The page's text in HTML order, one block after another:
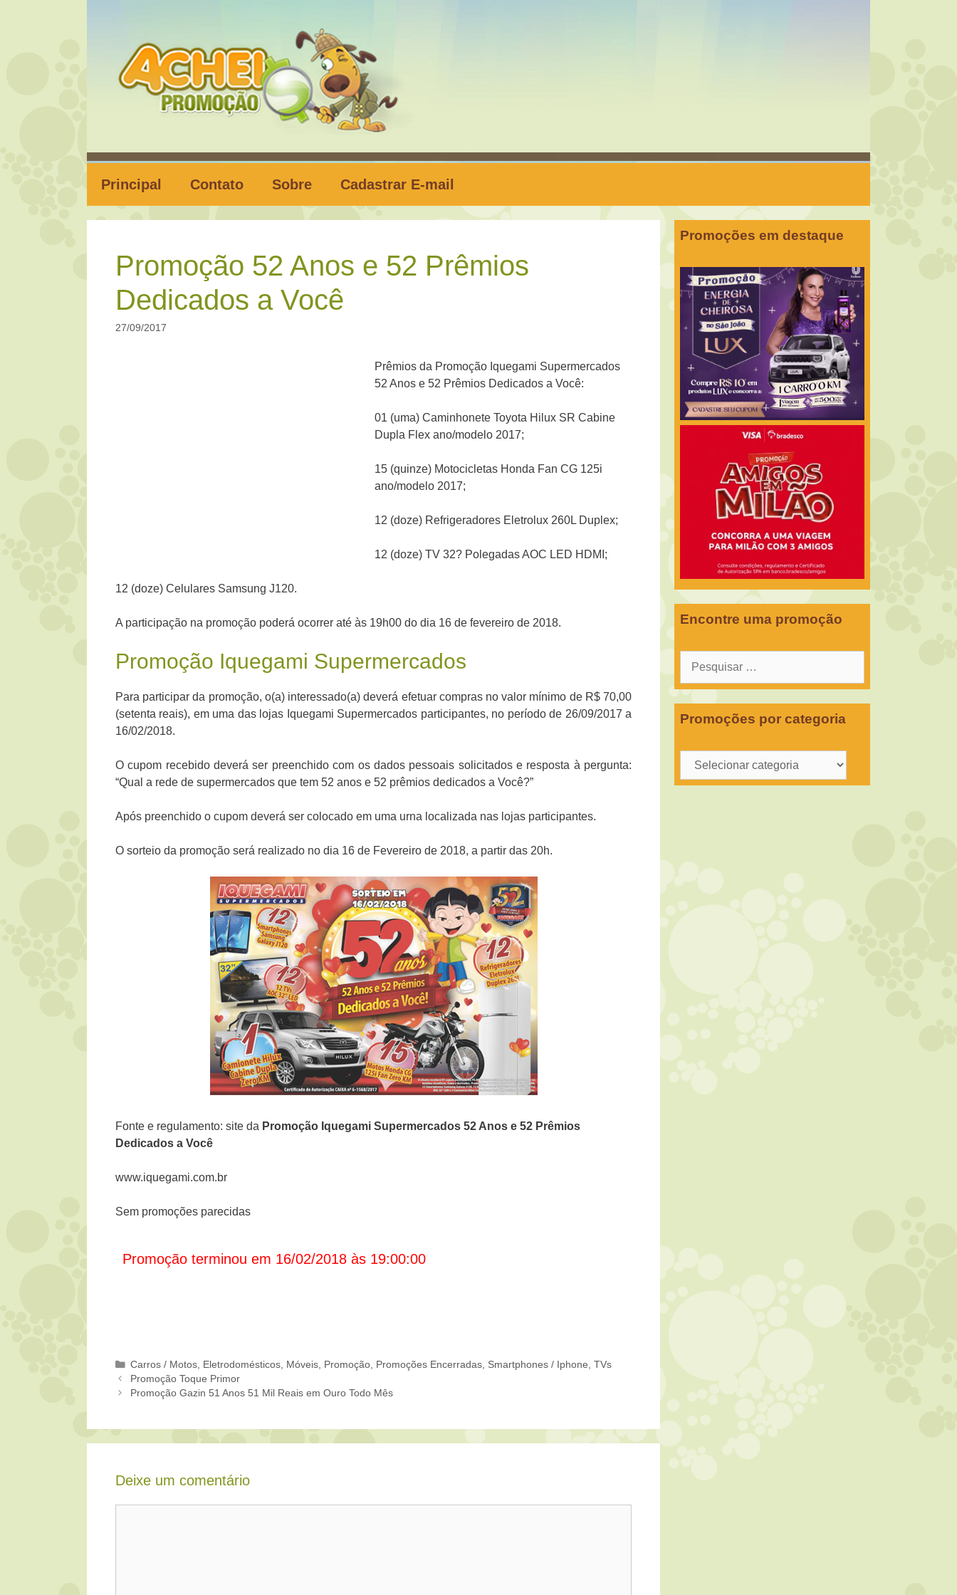
Principal Contato Sobre Cadastrar E-mail
Promoção 52 Anos e 52 Prêmios
Dedicados a Você
27/09/2017
Prêmios da Promoção Iquegami Supermercados
52 Anos e 52 Prêmios Dedicados a Você:
01 (uma) Caminhonete Toyota Hilux SR Cabine
Dupla Flex ano/modelo 2017;
15 (quinze) Motocicletas Honda Fan CG 125i
ano/modelo 2017;
12 (doze) Refrigeradores Eletrolux 260L Duplex;
12 (doze) TV 32? Polegadas AOC LED HDMI;
12 (doze) Celulares Samsung J120.
A participação na promoção poderá ocorrer até às 19h00 do dia 16 de fevereiro de 2018.
Promoção Iquegami Supermercados
Para participar da promoção, o(a) interessado(a) deverá efetuar compras no valor mínimo de R$ 70,00
(setenta reais), em uma das lojas Iquegami Supermercados participantes, no período de 26/09/2017 a
16/02/2018.
O cupom recebido deverá ser preenchido com os dados pessoais solicitados e resposta à pergunta:
“Qual a rede de supermercados que tem 52 anos e 52 prêmios dedicados a Você?”
Após preenchido o cupom deverá ser colocado em uma urna localizada nas lojas participantes.
O sorteio da promoção será realizado no dia 16 de Fevereiro de 2018, a partir das 20h.
Fonte e regulamento: site da Promoção Iquegami Supermercados 52 Anos e 52 Prêmios
Dedicados a Você
www.iquegami.com.br
Sem promoções parecidas
Promoção terminou em 16/02/2018 às 19:00:00
Categorias
Carros / Motos Eletrodomésticos, Móveis Promoção Promoções Encerradas Smartphones / Iphone ,TVs
Promoção Toque Primor
Promoção Gazin 51 Anos 51 Mil Reais em Ouro Todo Mês
Deixe um comentário
Promoções em destaque
Encontre uma promoção
Pesquisar
Promoções por categoria
Promoções
por